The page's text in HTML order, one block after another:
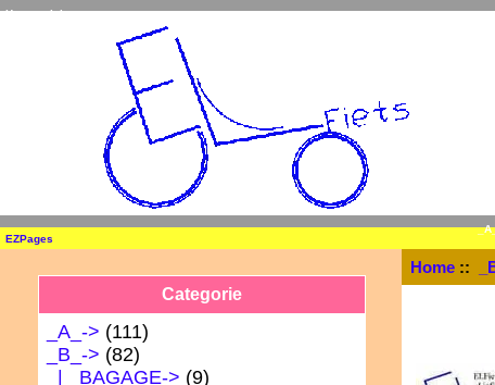
Home Inloggen
EZPages
Categorie
_A_-> (111)
_B_-> (82)
|_ BAGAGE-> (9)
Home::